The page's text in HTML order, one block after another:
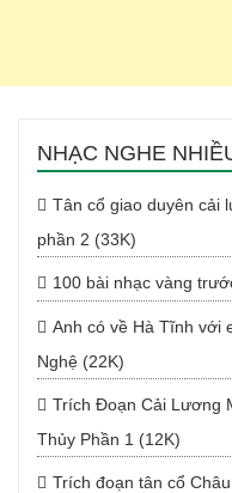
NHẠC NGHE
Tân cổ giao duyên cải
phần 2 (33K)
100 bài nhạc vàng
Anh có về Hà Tĩnh với
Nghệ (22K)
Trích Đoạn Cải Lương
Thủy Phần 1 (12K)
Trích đoạn tân cổ